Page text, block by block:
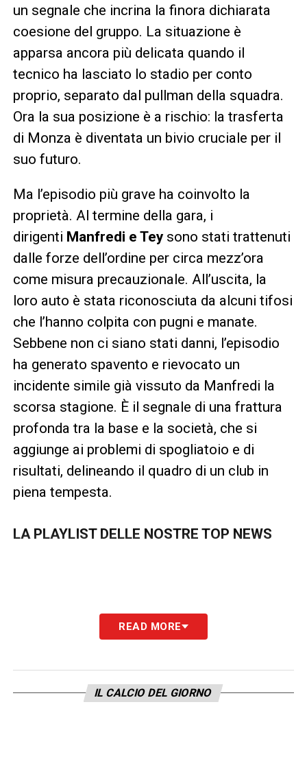
un segnale che incrina la finora dichiarata
coesione del gruppo. La situazione è
apparsa ancora più delicata quando il
tecnico ha lasciato lo stadio per conto
proprio, separato dal pullman della squadra.
Ora la sua posizione è a rischio: la trasferta
di Monza è diventata un bivio cruciale per il
suo futuro.
Ma l’episodio più grave ha coinvolto la
proprietà. Al termine della gara, i
dirigenti Manfredi e Teysono stati trattenuti
dalle forze dell’ordine per circa mezz’ora
come misura precauzionale. All’uscita, la
loro auto è stata riconosciuta da alcuni tifosi
che l’hanno colpita con pugni e manate.
Sebbene non ci siano stati danni, l’episodio
ha generato spavento e rievocato un
incidente simile già vissuto da Manfredi la
scorsa stagione. È il segnale di una frattura
profonda tra la base e la società, che si
aggiunge ai problemi di spogliatoio e di
risultati, delineando il quadro di un club in
piena tempesta.
LA PLAYLIST DELLE NOSTRE TOP NEWS
READ MORE
IL CALCIO DEL GIORNO